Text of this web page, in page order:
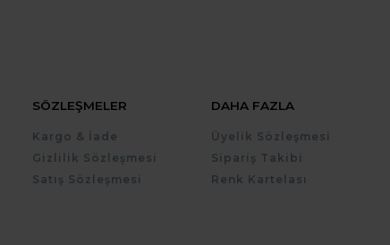
SÖZLEŞMELER
Kargo & İade
Gizlilik Sözleşmesi
Satış Sözleşmesi
DAHA FAZLA
Üyelik Sözleşmesi
Sipariş Takibi
Renk Kartelası